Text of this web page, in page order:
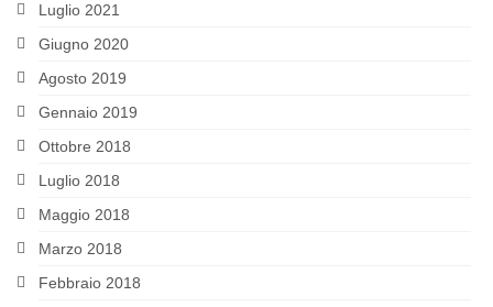
Luglio 2021
Giugno 2020
Agosto 2019
Gennaio 2019
Ottobre 2018
Luglio 2018
Maggio 2018
Marzo 2018
Febbraio 2018